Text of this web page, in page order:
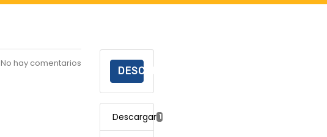
No hay comentarios
DESCARGAR
Descargar 115